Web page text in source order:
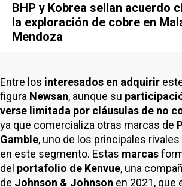
BHP y Kobrea sellan acuerdo
la exploración de cobre en
Mendoza
Entre los interesados en adquirir
figura Newsan, aunque su
verse limitada por cláusulas de no
ya que comercializa otras marcas de
Gamble, uno de los principales rivales
en este segmento. Estas marcas
del portafolio de Kenvue, una
de Johnson & Johnson en 2021, que